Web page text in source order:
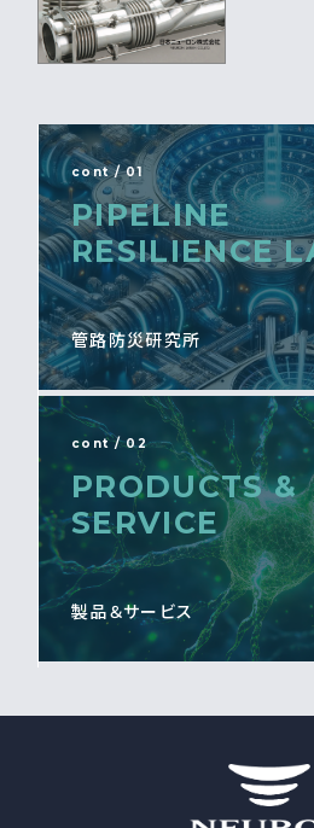
cont / 01
PIPELINE
RESILIENCE
管路防災研究所
cont / 02
PRODUCTS &
SERVICE
製品＆サービス